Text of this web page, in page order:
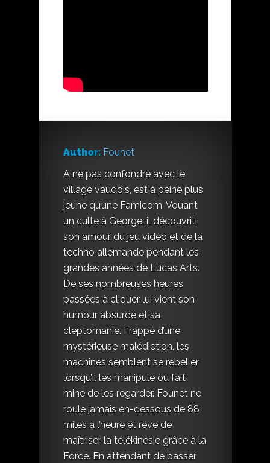
Author: Founet
A ne pas confondre avec le
village vaudois, est à peine plus
jeune qu’une Famicom. Vouant
un culte à George, il découvrit
son amour du jeu vidéo et de la
techno allemande pendant les
grandes années de Lucas Arts.
De ses nombreuses heures
passées à cliquer lui vient son
humour absurde et sa
cleptomanie. Frappé d’une
mystérieuse malédiction, les
machines semblent se rebeller
lorsqu’il les manipule ou fait
mine de les regarder. Founet ne
roule jamais en-dessous de 88
miles à l’heure et rêve de
maîtriser la télékinésie grâce à la
Force. En attendant de passer